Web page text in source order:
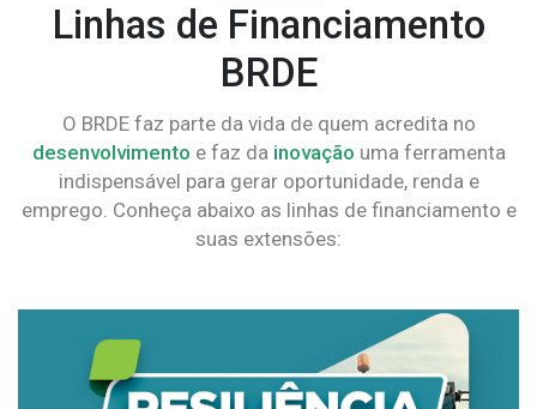
Linhas de Financiamento
BRDE
O BRDE faz parte da vida de quem acredita no
desenvolvimento e faz da inovação uma ferramenta
indispensável para gerar oportunidade, renda e
emprego. Conheça abaixo as linhas de financiamento e
suas extensões: